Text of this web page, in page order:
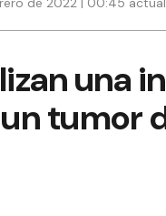
una
tumor